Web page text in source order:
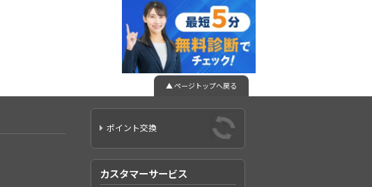
▲ ページトップへ戻る
ポイント交換
カスタマーサービス